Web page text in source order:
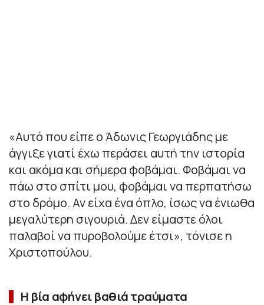
«Αυτό που είπε ο Άδωνις Γεωργιάδης με
άγγιξε γιατί έχω περάσει αυτή την ιστορία
και ακόμα και σήμερα φοβάμαι. Φοβάμαι να
πάω στο σπίτι μου, φοβάμαι να περπατήσω
στο δρόμο. Αν είχα ένα όπλο, ίσως να ένιωθα
μεγαλύτερη σιγουριά. Δεν είμαστε όλοι
παλαβοί να πυροβολούμε έτσι», τόνισε η
Χριστοπούλου.
Η βία αφήνει βαθιά τραύματα